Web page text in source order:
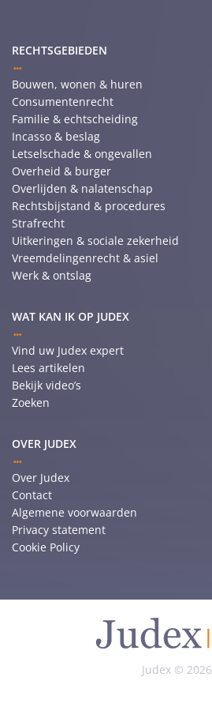
RECHTSGEBIEDEN
Bouwen, wonen & huren
Consumentenrecht
Familie & echtscheiding
Incasso & beslag
Letselschade & ongevallen
Overheid & burger
Overlijden & nalatenschap
Rechtsbijstand & procedures
Strafrecht
Uitkeringen & sociale zekerheid
Vreemdelingenrecht & asiel
Werk & ontslag
WAT KAN IK OP JUDEX
Vind uw Judex expert
Lees artikelen
Bekijk video’s
Zoeken
OVER JUDEX
Over Judex
Contact
Algemene voorwaarden
Privacy statement
Cookie Policy
Judex © 2026